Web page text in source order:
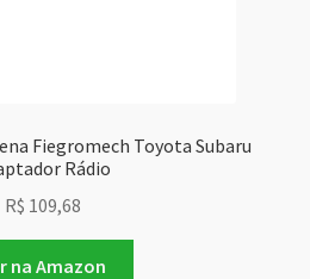
Fiegromech Toyota Subaru
Rádio
R$ 109,68
na Amazon